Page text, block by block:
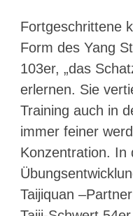
Fortgeschrittene
Form des Yang
103er, „das
erlernen. Sie
Training auch in
immer feiner
Konzentration. In
Taijiquan